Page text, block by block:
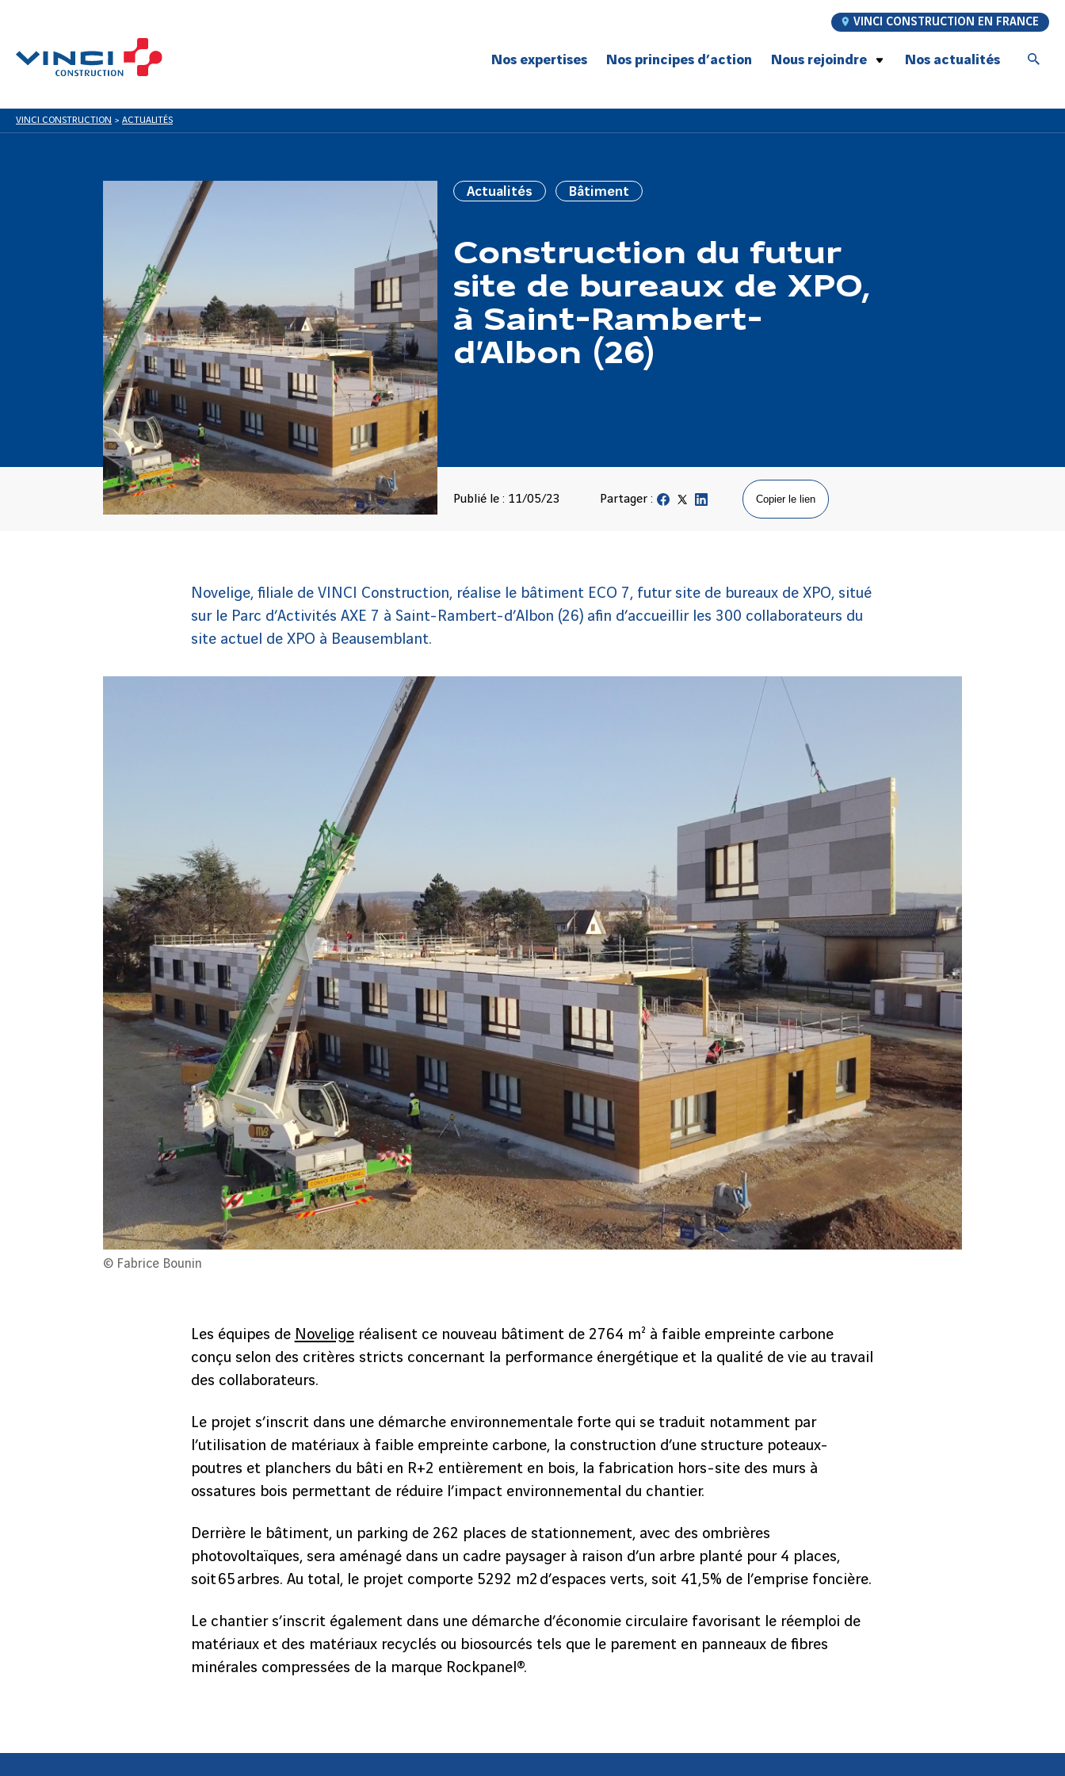
VINCI CONSTRUCTION EN FRANCE
Nos expertises
Route
Réseaux de spécialité
Nos principes d’action Nous rejoindre
Postulez à nos offres d’emploi
Nos actualités
VINCI CONSTRUCTION > ACTUALITÉS
Actualités Bâtiment
​Construction du futur
site de bureaux de XPO,
à Saint-Rambert-
d’Albon (26)
Publié le : 11/05/23 Partager : Copier le lien
Novelige, filiale de VINCI Construction, réalise le bâtiment ECO 7, futur site de bureaux de XPO, situé
sur le Parc d’Activités AXE 7 à Saint-Rambert-d’Albon (26) afin d’accueillir les 300 collaborateurs du
site actuel de XPO à Beausemblant.
© Fabrice Bounin
Les équipes de Noveligeréalisent ce nouveau bâtiment de 2764 m² à faible empreinte carbone
conçu selon des critères stricts concernant la performance énergétique et la qualité de vie au travail
des collaborateurs.
Le projet s’inscrit dans une démarche environnementale forte qui se traduit notamment par
l’utilisation de matériaux à faible empreinte carbone, la construction d’une structure poteaux-
poutres et planchers du bâti en R+2 entièrement en bois, la fabrication hors-site des murs à
ossatures bois permettant de réduire l’impact environnemental du chantier.
Derrière le bâtiment, un parking de 262 places de stationnement, avec des ombrières
photovoltaïques, sera aménagé dans un cadre paysager à raison d’un arbre planté pour 4 places,
soit 65 arbres. Au total, le projet comporte 5292 m2 d’espaces verts, soit 41,5% de l’emprise foncière.
Le chantier s’inscrit également dans une démarche d’économie circulaire favorisant le réemploi de
matériaux et des matériaux recyclés ou biosourcés tels que le parement en panneaux de fibres
minérales compressées de la marque Rockpanel®.